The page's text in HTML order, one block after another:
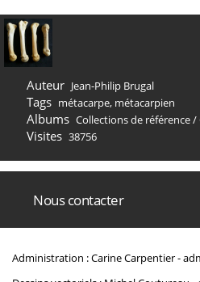
Auteur Jean-Philip Brugal
Tags métacarpe, métacarpien
Albums Collections de référence/
Visites 38756
Nous contacter
Administration : Carine Carpentier -